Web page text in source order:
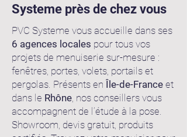
Systeme près de chez vous
PVC Systeme vous accueille dans ses
6 agences locales pour tous vos
projets de menuiserie sur-mesure :
fenêtres, portes, volets, portails et
pergolas. Présents en Île-de-France et
dans le Rhône, nos conseillers vous
accompagnent de l’étude à la pose.
Showroom, devis gratuit, produits